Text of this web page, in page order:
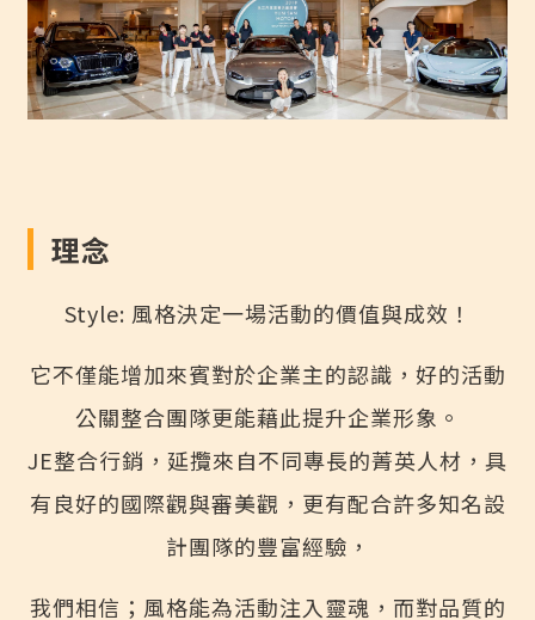
理念
Style: 風格決定一場活動的價值與成效！
它不僅能增加來賓對於企業主的認識，好的活動
公關整合團隊更能藉此提升企業形象。
JE整合行銷，延攬來自不同專長的菁英人材，具
有良好的國際觀與審美觀，更有配合許多知名設
計團隊的豐富經驗，
我們相信；風格能為活動注入靈魂，而對品質的